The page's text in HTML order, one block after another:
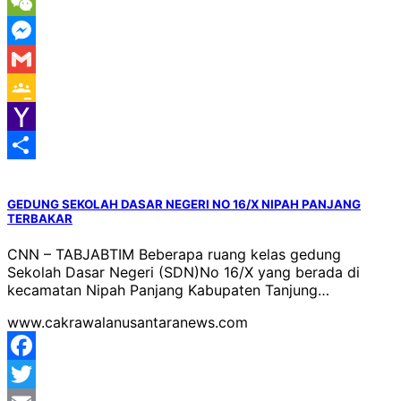
WeChat
Messenger
Gmail
Google
Classroom
Yahoo
GEDUNG SEKOLAH DASAR NEGERI NO 16/X NIPAH PANJANG
TERBAKAR
CNN – TABJABTIM Beberapa ruang kelas gedung
Sekolah Dasar Negeri (SDN)No 16/X yang berada di
kecamatan Nipah Panjang Kabupaten Tanjung…
www.cakrawalanusantaranews.com
Facebook